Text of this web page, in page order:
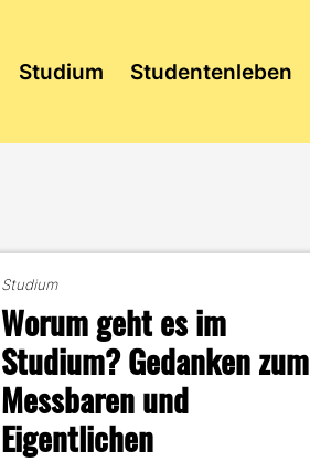
Studium Studentenleben
Studium
Worum geht es im
Studium? Gedanken zum
Messbaren und
Eigentlichen